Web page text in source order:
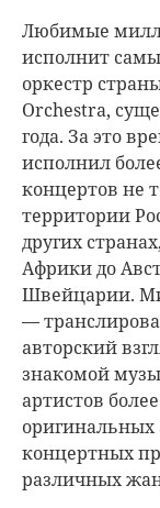
Любимые
исполнит
оркестр
Orchestra,
года. За это
исполнил
концертов не
территории
других
Африки до
Швейцарии.
—
авторский
знакомой
артистов
концертных
различных